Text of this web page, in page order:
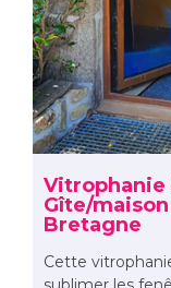
Gîte/maison
Bretagne
Cette